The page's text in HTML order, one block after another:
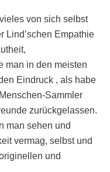
von sich selbst
Lind’schen Empathie
man in den meisten
Eindruck , als habe
Sammler
zurückgelassen.
man sehen und
vermag, selbst und
und